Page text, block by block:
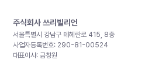
주식회사 쓰리빌리언
서울특별시 강남구 테헤란로 415, 8층
사업자등록번호: 290-81-00524
대표이사: 금창원